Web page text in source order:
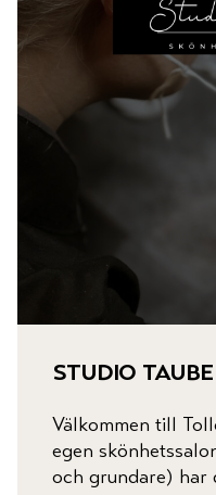
studio
Välkommen till
egen
och grundare) har